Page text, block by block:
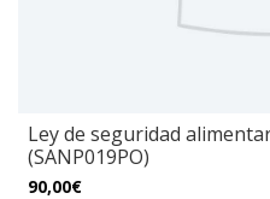
Ley de seguridad
(SANP019PO)
90,00€